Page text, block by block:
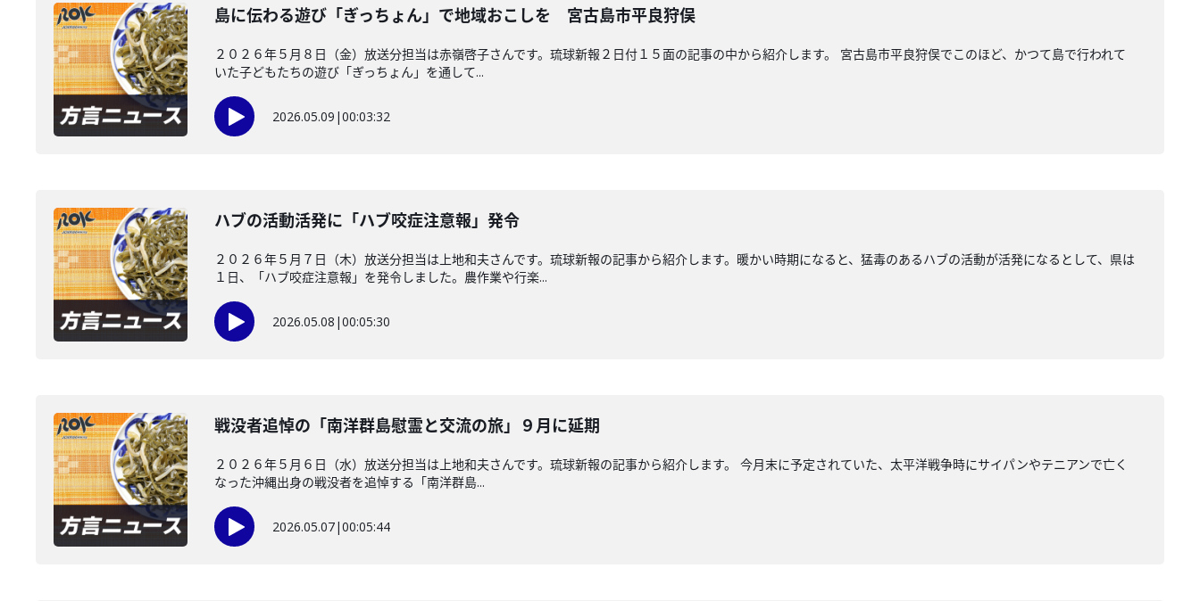
島に伝わる遊び「ぎっちょん」で地域おこしを 宮古島市平良狩俣
２０２６年５月８日（金）放送分担当は赤嶺啓子さんです。琉球新報２日付１５面の記事の中から紹介します。 宮古島市平良狩俣でこのほど、かつて島で行われて
いた子どもたちの遊び「ぎっちょん」を通して...
2026.05.09 |00:03:32
ハブの活動活発に「ハブ咬症注意報」発令
２０２６年５月７日（木）放送分担当は上地和夫さんです。琉球新報の記事から紹介します。暖かい時期になると、猛毒のあるハブの活動が活発になるとして、県は
１日、「ハブ咬症注意報」を発令しました。農作業や行楽...
2026.05.08 |00:05:30
戦没者追悼の「南洋群島慰霊と交流の旅」９月に延期
２０２６年５月６日（水）放送分担当は上地和夫さんです。琉球新報の記事から紹介します。 今月末に予定されていた、太平洋戦争時にサイパンやテニアンで亡く
なった沖縄出身の戦没者を追悼する「南洋群島...
2026.05.07|00:05:44